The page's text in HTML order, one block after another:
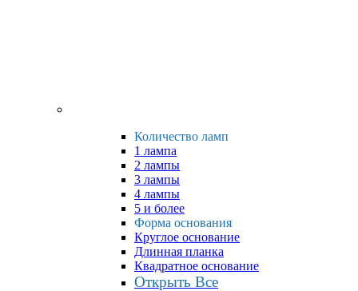
Количество ламп
1 лампа
2 лампы
3 лампы
4 лампы
5 и более
Форма основания
Круглое основание
Длинная планка
Квадратное основание
Открыть Все